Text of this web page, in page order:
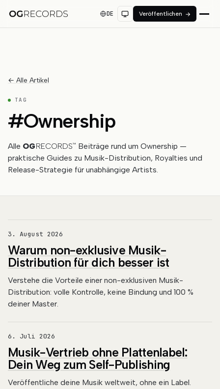
DE Veröffentlichen →
← Alle Artikel
TAG
#Ownership
Alle OGRECORDS™ Beiträge rund um Ownership —
praktische Guides zu Musik-Distribution, Royalties und
Release-Strategie für unabhängige Artists.
3. August 2026
Warum non-exklusive Musik-
Distribution für dich besser ist
Verstehe die Vorteile einer non-exklusiven Musik-
Distribution: volle Kontrolle, keine Bindung und 100 %
deiner Master.
6. Juli 2026
Musik-Vertrieb ohne Plattenlabel:
Dein Weg zum Self-Publishing
Veröffentliche deine Musik weltweit, ohne ein Label.